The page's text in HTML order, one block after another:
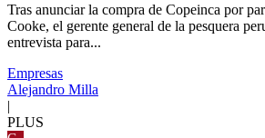
Tras anunciar la compra de Copeinca por
Cooke, el gerente general de la pesquera
entrevista para...
Empresas
Alejandro Milla
|
PLUS